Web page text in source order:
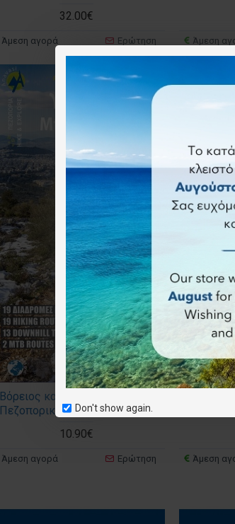
Don't show again.
32.00€
Άμεση αγορά Ερώτηση Άμεση
Βόρειος και Νότιος Υμηττός •
Πεζοπορικός χάρτης 1:10 000
10.90€
Άμεση αγορά Ερώτηση Άμεση